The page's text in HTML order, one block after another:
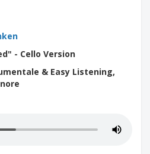
- Cello Version
& Easy Listening,